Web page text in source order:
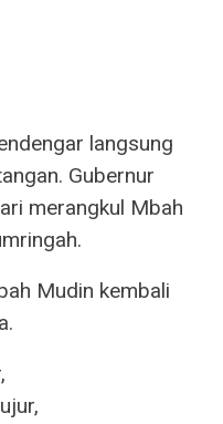
langsung
Gubernur
merangkul Mbah
Mudin kembali